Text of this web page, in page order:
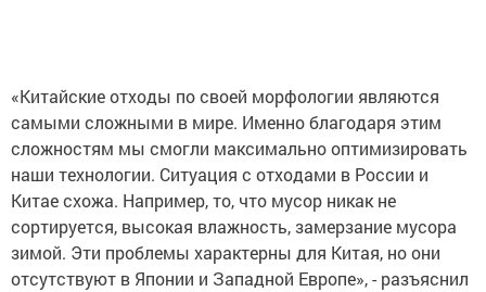
«Китайские отходы по своей морфологии являются
самыми сложными в мире. Именно благодаря этим
сложностям мы смогли максимально оптимизировать
наши технологии. Ситуация с отходами в России и
Китае схожа. Например, то, что мусор никак не
сортируется, высокая влажность, замерзание мусора
зимой. Эти проблемы характерны для Китая, но они
отсутствуют в Японии и Западной Европе», - разъяснил